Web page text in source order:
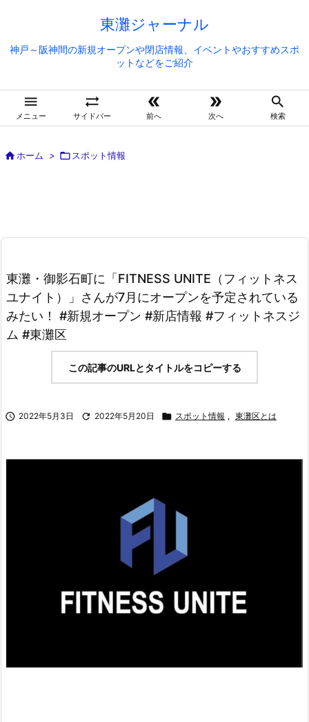
東灘ジャーナル
神戸～阪神間の新規オープンや閉店情報、イベントやおすすめスポ
ットなどをご紹介

メニュー

サイドバー

前へ

次へ

検索
ホーム >  スポット情報
東灘・御影石町に「FITNESS UNITE（フィットネス
ユナイト）」さんが7月にオープンを予定されている
みたい！ #新規オープン #新店情報 #フィットネスジ
ム #東灘区
この記事のURLとタイトルをコピーする
 2022年5月3日  2022年5月20日  スポット情報 , 東灘区とは